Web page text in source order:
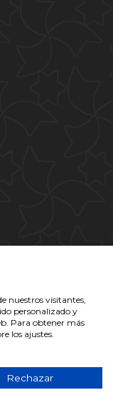
la Alhambra y el
organismo oficial
nuestros visitantes,
personalizado y
Para obtener más
los ajustes.
Rechazar